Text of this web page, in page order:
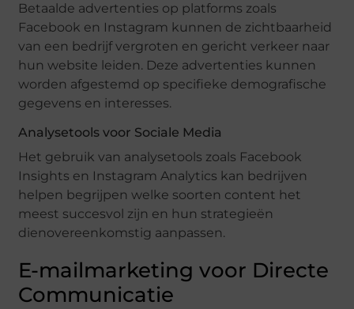
Betaalde advertenties op platforms zoals
Facebook en Instagram kunnen de zichtbaarheid
van een bedrijf vergroten en gericht verkeer naar
hun website leiden. Deze advertenties kunnen
worden afgestemd op specifieke demografische
gegevens en interesses.
Analysetools voor Sociale Media
Het gebruik van analysetools zoals Facebook
Insights en Instagram Analytics kan bedrijven
helpen begrijpen welke soorten content het
meest succesvol zijn en hun strategieën
dienovereenkomstig aanpassen.
E-mailmarketing voor Directe
Communicatie